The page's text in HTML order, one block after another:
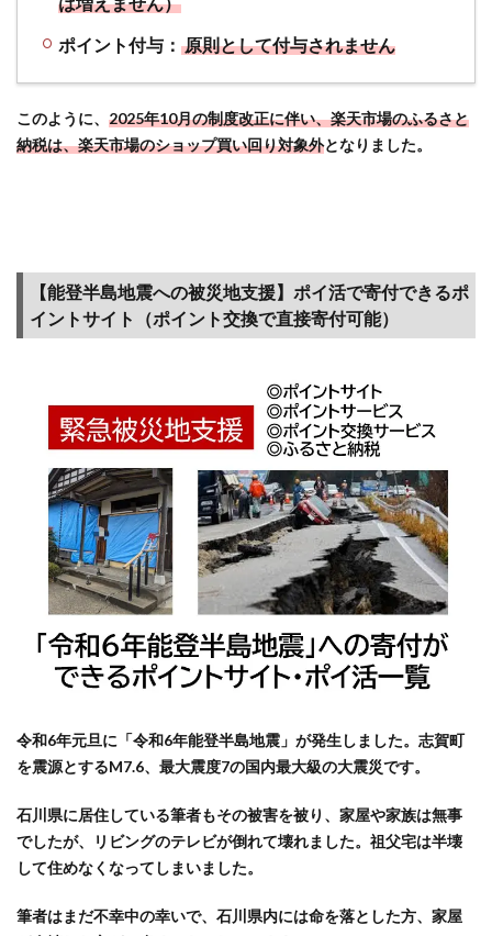
ント
利用
した
も知
って
おこ
【ポイ
ントサ
由がお
得！】
「ポイ
ントタ
ウン」
を経由
と、さ
らに＋
1.15％
ントが
もらえ
4.2
楽天
経済
は、
ポイント付与： 原則として付与されません
このように、 2025年10月の制度改正に伴い、楽天市場のふるさと
納税は、楽天市場のショップ買い回り対象外となりました。
【能登半島地震への被災地支援】ポイ活で寄付できるポ
イントサイト（ポイント交換で直接寄付可能）
令和6年元旦に「令和6年能登半島地震」が発生しました。志賀町
を震源とするM7.6、最大震度7の国内最大級の大震災です。
石川県に居住している筆者もその被害を被り、家屋や家族は無事
でしたが、リビングのテレビが倒れて壊れました。祖父宅は半壊
して住めなくなってしまいました。
筆者はまだ不幸中の幸いで、石川県内には命を落とした方、家屋